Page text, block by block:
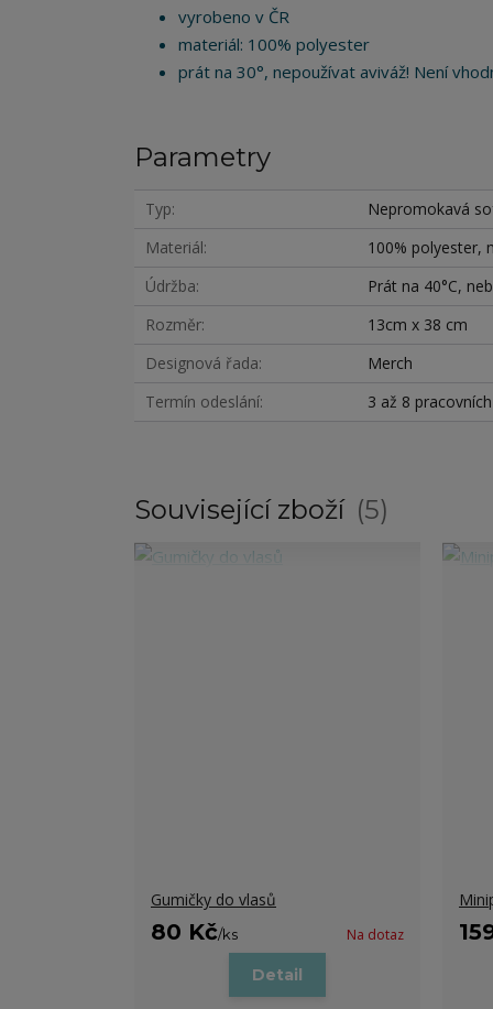
vyrobeno v ČR
materiál: 100% polyester
prát na 30°, nepoužívat aviváž! Není
Parametry
Typ
Nepromokavá
Materiál
100% polyester,
Údržba
Prát na 40°C,
Rozměr
13cm x 38 cm
Designová řada
Merch
Termín odeslání
3 až 8
Související zboží 5
Gumičky do vlasů
80 Kč/ks Na dotaz
Detail